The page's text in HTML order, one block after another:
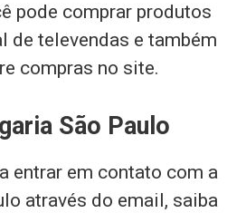
pode comprar produtos
de televendas e também
compras no site.
São Paulo
entrar em contato com a
através do email, saiba